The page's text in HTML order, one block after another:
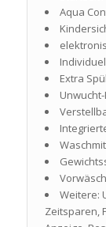
Aqua
Extra
Weitere:
Zeitsparen,